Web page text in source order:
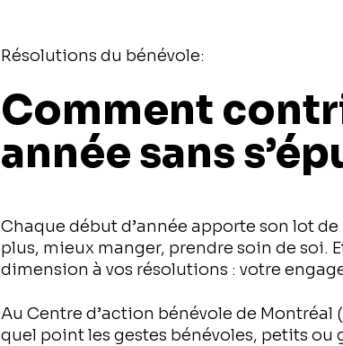
Résolutions du bénévole:
Comment
année sans
Chaque début d’année apporte son lot
plus, mieux manger, prendre soin de soi.
dimension à vos résolutions : votre
Au Centre d’action bénévole de Montréal
quel point les gestes bénévoles, petits ou